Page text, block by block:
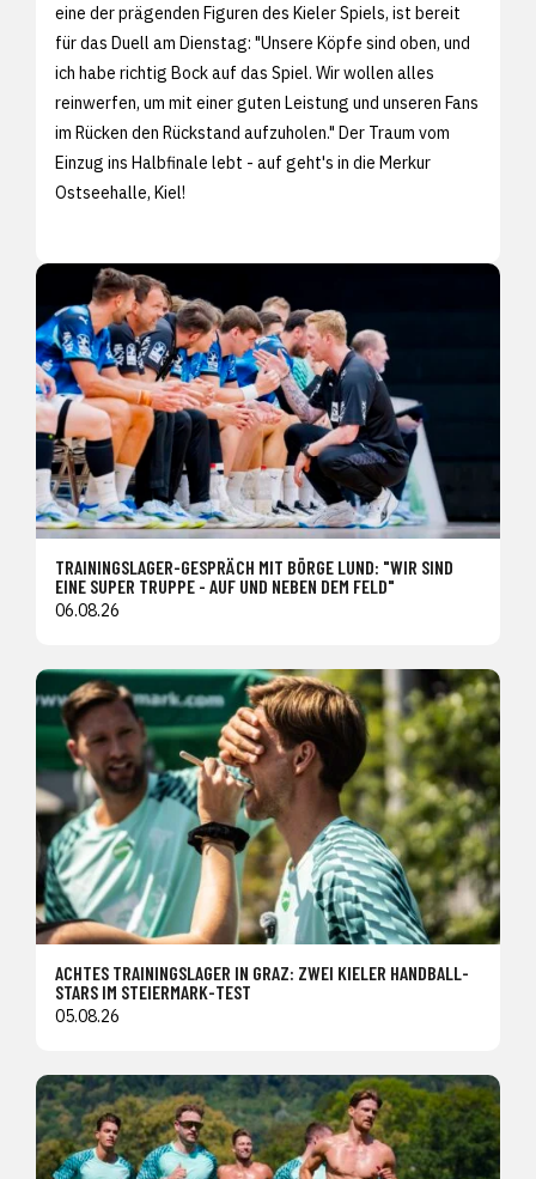
eine der prägenden Figuren des Kieler Spiels, ist bereit
für das Duell am Dienstag: "Unsere Köpfe sind oben, und
ich habe richtig Bock auf das Spiel. Wir wollen alles
reinwerfen, um mit einer guten Leistung und unseren Fans
im Rücken den Rückstand aufzuholen." Der Traum vom
Einzug ins Halbfinale lebt - auf geht's in die Merkur
Ostseehalle, Kiel!
TRAININGSLAGER-GESPRÄCH MIT BÖRGE LUND: "WIR SIND
EINE SUPER TRUPPE - AUF UND NEBEN DEM FELD"
06.08.26
ACHTES TRAININGSLAGER IN GRAZ: ZWEI KIELER HANDBALL-
STARS IM STEIERMARK-TEST
05.08.26